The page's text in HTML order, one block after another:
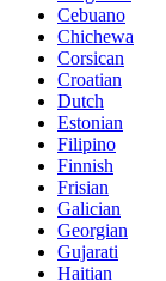
Cebuano
Chichewa
Corsican
Croatian
Dutch
Estonian
Filipino
Finnish
Frisian
Galician
Georgian
Gujarati
Haitian